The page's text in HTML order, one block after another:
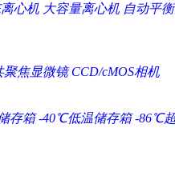
心机 大容量离心机 自动平
聚焦显微镜 CCD/cMOS相机
存箱 -40℃低温储存箱 -86℃